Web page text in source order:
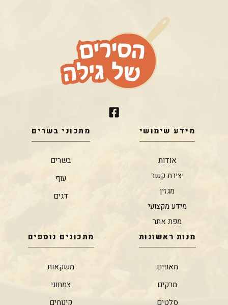
מידע שימושי
אודות
יצירת קשר
מגזין
מידע מקצועי
מפת אתר
מתכוני בשרים
בשרים
עוף
דגים
מנות ראשונות
מאפים
מרקים
סלטים
מתכונים נוספים
משקאות
צמחוני
קינוחים